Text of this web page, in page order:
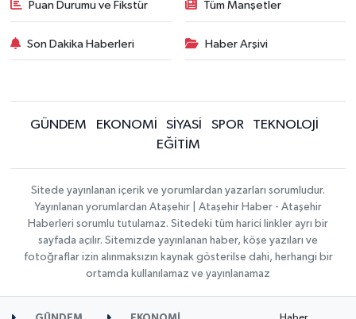
Puan Durumu ve Fikstür Tüm Manşetler
Son Dakika Haberleri Haber Arşivi
GÜNDEM EKONOMİ SİYASİ SPOR
TEKNOLOJİ
EĞİTİM
Sitede yayınlanan içerik ve yorumlardan yazarları sorumludur.
Yayınlanan yorumlardan Ataşehir | Ataşehir Haber - Ataşehir
Haberleri sorumlu tutulamaz. Sitedeki tüm harici linkler ayrı bir
sayfada açılır. Sitemizde yayınlanan haber, köşe yazıları ve
fotoğraflar izin alınmaksızın kaynak gösterilse dahi, herhangi bir
ortamda kullanılamaz ve yayınlanamaz